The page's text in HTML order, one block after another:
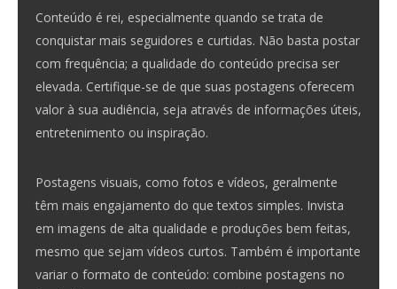
Conteúdo é rei, especialmente quando se trata de
conquistar mais seguidores e curtidas. Não basta postar
com frequência; a qualidade do conteúdo precisa ser
elevada. Certifique-se de que suas postagens oferecem
valor à sua audiência, seja através de informações úteis,
entretenimento ou inspiração.
Postagens visuais, como fotos e vídeos, geralmente
têm mais engajamento do que textos simples. Invista
em imagens de alta qualidade e produções bem feitas,
mesmo que sejam vídeos curtos. Também é importante
variar o formato de conteúdo: combine postagens no